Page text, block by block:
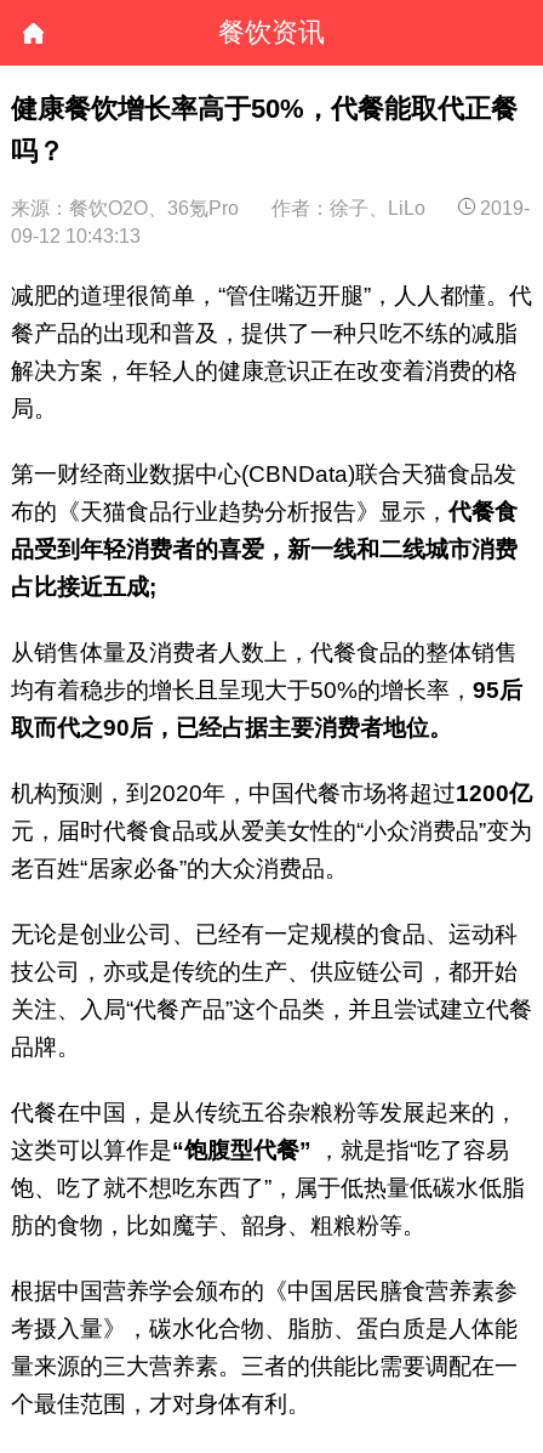
餐饮资讯
健康餐饮增长率高于50%，代餐能取代正餐
吗？
来源：餐饮O2O、36氪Pro 作者：徐子、LiLo
2019-
09-12 10:43:13
减肥的道理很简单，“管住嘴迈开腿”，人人都懂。代
餐产品的出现和普及，提供了一种只吃不练的减脂
解决方案，年轻人的健康意识正在改变着消费的格
局。
第一财经商业数据中心(CBNData)联合天猫食品发
布的《天猫食品行业趋势分析报告》显示，代餐食
品受到年轻消费者的喜爱，新一线和二线城市消费
占比接近五成;
从销售体量及消费者人数上，代餐食品的整体销售
均有着稳步的增长且呈现大于50%的增长率， 95后
取而代之90后，已经占据主要消费者地位。
机构预测，到2020年，中国代餐市场将超过1200亿
元，届时代餐食品或从爱美女性的“小众消费品”变为
老百姓“居家必备”的大众消费品。
无论是创业公司、已经有一定规模的食品、运动科
技公司，亦或是传统的生产、供应链公司，都开始
关注、入局“代餐产品”这个品类，并且尝试建立代餐
品牌。
代餐在中国，是从传统五谷杂粮粉等发展起来的，
这类可以算作是“饱腹型代餐”
，就是指“吃了容易
饱、吃了就不想吃东西了”，属于低热量低碳水低脂
肪的食物，比如魔芋、韶身、粗粮粉等。
根据中国营养学会颁布的《中国居民膳食营养素参
考摄入量》，碳水化合物、脂肪、蛋白质是人体能
量来源的三大营养素。三者的供能比需要调配在一
个最佳范围，才对身体有利。